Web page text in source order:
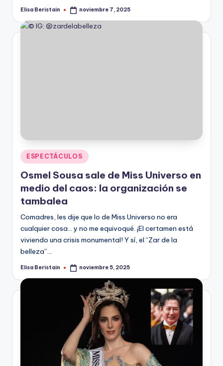
Publicado
Elisa Beristain noviembre 7, 2025
Publicado
en
ESPECTÁCULOS
Osmel Sousa sale de Miss Universo en
medio del caos: la organización se
tambalea
Comadres, les dije que lo de Miss Universo no era
cualquier cosa… y no me equivoqué. ¡El certamen está
viviendo una crisis monumental! Y sí, el “Zar de la
belleza”…
Publicado
Elisa Beristain noviembre 5, 2025